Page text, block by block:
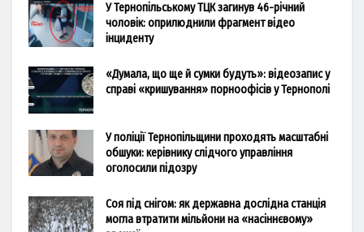
У Тернопільському ТЦК загинув 46-річний
чоловік: оприлюднили фрагмент відео
інциденту
«Думала, що ще й сумки будуть»: відеозапис у
справі «кришування» порноофісів у Тернополі
У поліції Тернопільщини проходять масштабні
обшуки: керівнику слідчого управління
оголосили підозру
Соя під снігом: як державна дослідна станція
могла втратити мільйони на «насіннєвому»